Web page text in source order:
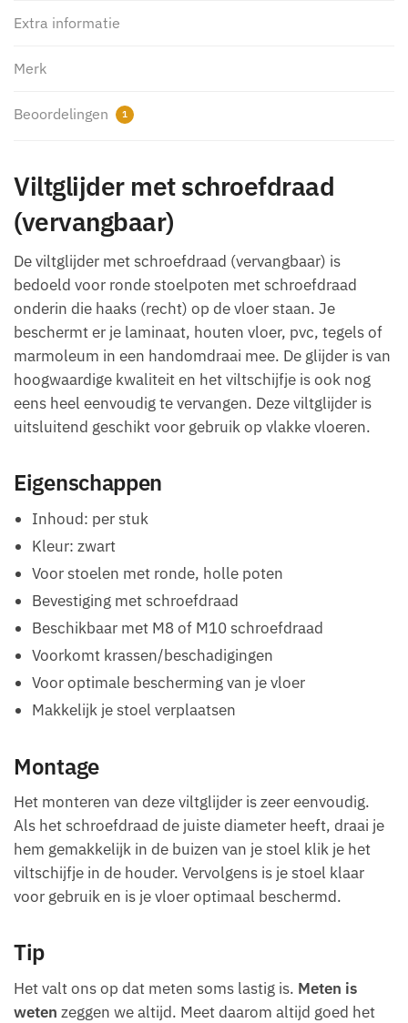
Extra informatie
Merk
Beoordelingen 1
Viltglijder met schroefdraad
(vervangbaar)
De viltglijder met schroefdraad (vervangbaar) is
bedoeld voor ronde stoelpoten met schroefdraad
onderin die haaks (recht) op de vloer staan. Je
beschermt er je laminaat, houten vloer, pvc, tegels of
marmoleum in een handomdraai mee. De glijder is van
hoogwaardige kwaliteit en het viltschijfje is ook nog
eens heel eenvoudig te vervangen. Deze viltglijder is
uitsluitend geschikt voor gebruik op vlakke vloeren.
Eigenschappen
Inhoud: per stuk
Kleur: zwart
Voor stoelen met ronde, holle poten
Bevestiging met schroefdraad
Beschikbaar met M8 of M10 schroefdraad
Voorkomt krassen/beschadigingen
Voor optimale bescherming van je vloer
Makkelijk je stoel verplaatsen
Montage
Het monteren van deze viltglijder is zeer eenvoudig.
Als het schroefdraad de juiste diameter heeft, draai je
hem gemakkelijk in de buizen van je stoel klik je het
viltschijfje in de houder. Vervolgens is je stoel klaar
voor gebruik en is je vloer optimaal beschermd.
Tip
Het valt ons op dat meten soms lastig is. Meten is
weten zeggen we altijd. Meet daarom altijd goed het